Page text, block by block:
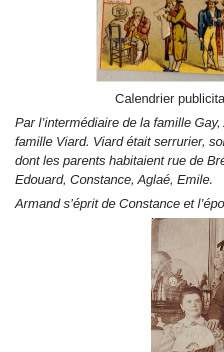
Calendrier
Par l’intermédiaire de la famille
famille Viard. Viard était serrurier,
dont les parents habitaient rue de
Edouard, Constance, Aglaé, Emile.
Armand s’éprit de Constance et